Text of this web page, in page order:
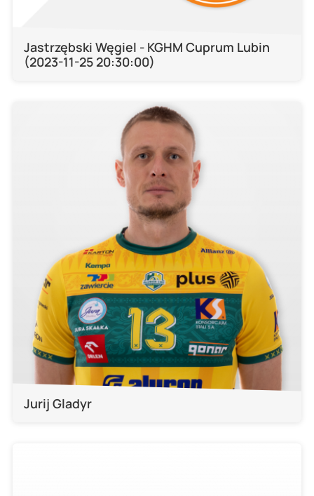
Jastrzębski Węgiel - KGHM Cuprum Lubin
(2023-11-25 20:30:00)
Jurij Gladyr